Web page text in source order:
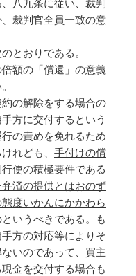
八九条に従い、裁判
裁判官全員一致の意
とおりである。
額の「償還」の意義
の解除をする場合の
方に交付するという
の責めを免れるため
れども、 手付けの償
使の積極要件である
済の提供とはおのず
度いかんにかかわら
というべきである。も
方の対応等によりそ
いのであって、買主
金を交付する場合も